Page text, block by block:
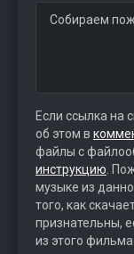
Собираем
Если ссылка на
об этом в
файлы с
инструкцию .
музыке из
того, как
признательны,
из этого